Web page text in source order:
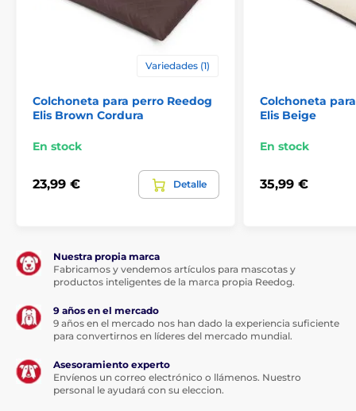
Variedades (1)
Colchoneta para perro Reedog
Elis Brown Cordura
En stock
23,99 € Detalle
Colchoneta
Elis Beige
En stock
35,99 €
Nuestra propia marca
Fabricamos y vendemos artículos para mascotas y
productos inteligentes de la marca propia Reedog.
9 años en el mercado
9 años en el mercado nos han dado la experiencia suficiente
para convertirnos en líderes del mercado mundial.
Asesoramiento experto
Envíenos un correo electrónico o llámenos. Nuestro
personal le ayudará con su eleccion.